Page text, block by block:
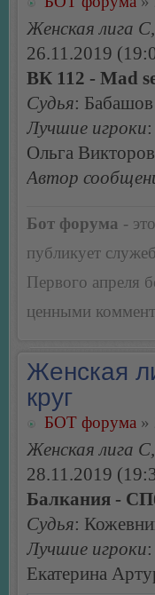
Женская лига
26.11.2019
ВК 112 - Mad
Судья:
Лучшие игроки
Ольга
Автор
Бот форума - это
публикует
Первого апреля
ценными
Женская
круг
БОТ форума »
Женская лига
28.11.2019
Балкания -
Судья:
Лучшие игроки
Екатерина